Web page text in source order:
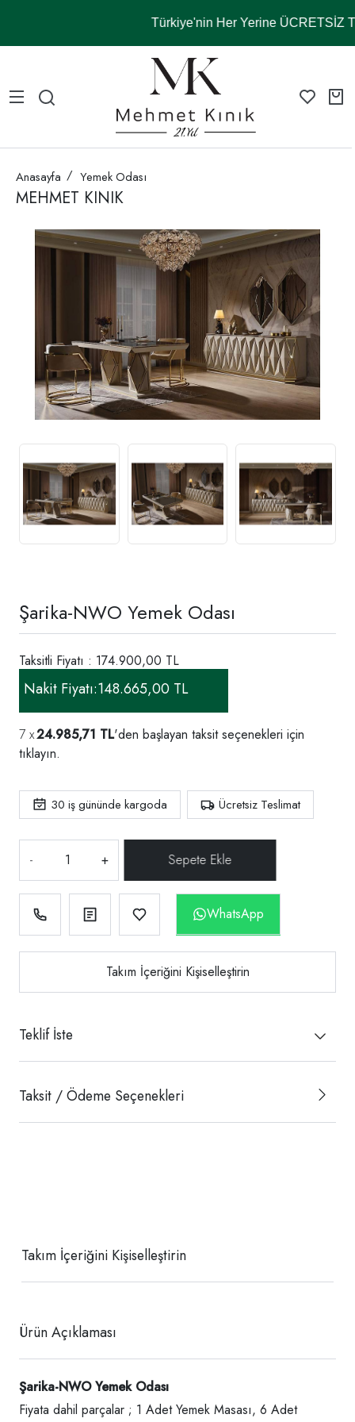
Türkiye'nin Her Yerine ÜCRETSİZ
Anasayfa Yemek Odası
MEHMET KINIK
Şarika-NWO Yemek Odası
Taksitli Fiyatı : 174.900,00 TL
Nakit Fiyatı:148.665,00 TL
24.985,71 TL'den başlayan taksit seçenekleri için
tıklayın.
30 iş gününde kargoda Ücretsiz Teslimat
- +
WhatsApp
Takım İçeriğini Kişiselleştirin
Teklif İste
Taksit / Ödeme Seçenekleri
Takım İçeriğini Kişiselleştirin
Ürün Açıklaması
Şarika-NWO Yemek Odası
Fiyata dahil parçalar ; 1 Adet Yemek Masası, 6 Adet